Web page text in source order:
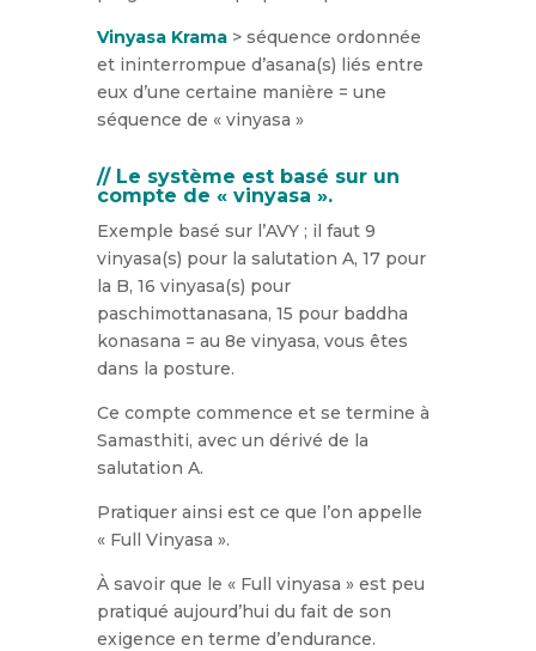
Vinyasa Krama> séquence ordonnée
et ininterrompue d’asana(s) liés entre
eux d’une certaine manière = une
séquence de « vinyasa »
// Le système est basé sur un
compte de « vinyasa ».
Exemple basé sur l’AVY ; il faut 9
vinyasa(s) pour la salutation A, 17 pour
la B, 16 vinyasa(s) pour
paschimottanasana, 15 pour baddha
konasana = au 8e vinyasa, vous êtes
dans la posture.
Ce compte commence et se termine à
Samasthiti, avec un dérivé de la
salutation A.
Pratiquer ainsi est ce que l’on appelle
« Full Vinyasa ».
À savoir que le « Full vinyasa » est peu
pratiqué aujourd’hui du fait de son
exigence en terme d’endurance.